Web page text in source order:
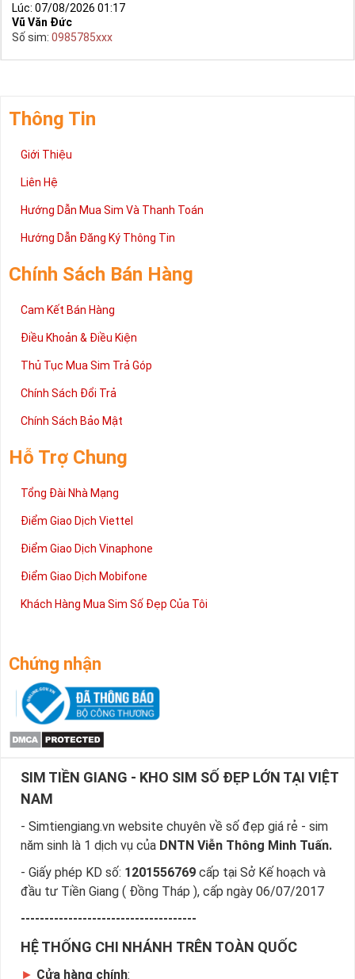
Lúc: 07/08/2026 01:17
Vũ Văn Đức
Số sim: 0985785xxx
Thông Tin
Giới Thiệu
Liên Hệ
Hướng Dẫn Mua Sim Và Thanh Toán
Hướng Dẫn Đăng Ký Thông Tin
Chính Sách Bán Hàng
Cam Kết Bán Hàng
Điều Khoản & Điều Kiện
Thủ Tục Mua Sim Trả Góp
Chính Sách Đổi Trả
Chính Sách Bảo Mật
Hỗ Trợ Chung
Tổng Đài Nhà Mạng
Điểm Giao Dịch Viettel
Điểm Giao Dịch Vinaphone
Điểm Giao Dịch Mobifone
Khách Hàng Mua Sim Số Đẹp Của Tôi
Chứng nhận
SIM TIỀN GIANG - KHO SIM SỐ ĐẸP LỚN TẠI VIỆT
NAM
- Simtiengiang.vn website chuyên về số đẹp giá rẻ - sim
năm sinh là 1 dịch vụ của DNTN Viễn Thông Minh Tuấn.
- Giấy phép KD số: 1201556769 cấp tại Sở Kế hoạch và
đầu tư Tiền Giang ( Đồng Tháp ), cấp ngày 06/07/2017
-------------------------------------
HỆ THỐNG CHI NHÁNH TRÊN TOÀN QUỐC
► Cửa hàng chính: